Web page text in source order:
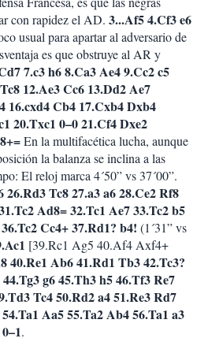
con rapidez el AD. 3...Af5 4.Cf3 e6
usual para apartar al adversario de
es que obstruye al AR y
7.c3 h6 8.Ca3 Ae4 9.Cc2 c5
12.Ae3 Cc6 13.Dd2 Ae7
16.cxd4 Cb4 17.Cxb4 Dxb4
20.Txc1 0–0 21.Cf4 Dxe2
En la multifacética lucha, aunque
la balanza se inclina a las
El reloj marca 4´50” vs 37´00”.
Tc8 27.a3 a6 28.Ce2 Rf8
Ad8= 32.Tc1 Ae7 33.Tc2 b5
Cc4+ 37.Rd1? b4! (1´31” vs
[39.Rc1 Ag5 40.Af4 Axf4+
40.Re1 Ab6 41.Rd1 Tb3 42.Tc3?
g6 45.Th3 h5 46.Tf3 Re7
Tc4 50.Rd2 a4 51.Re3 Rd7
Aa5 55.Ta2 Ab4 56.Ta1 a3
.